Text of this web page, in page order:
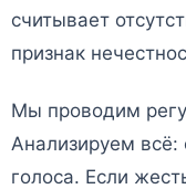
считывает
признак
Мы проводим
Анализируем всё:
голоса. Если